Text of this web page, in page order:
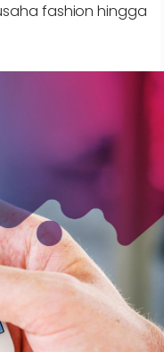
fashion hingga